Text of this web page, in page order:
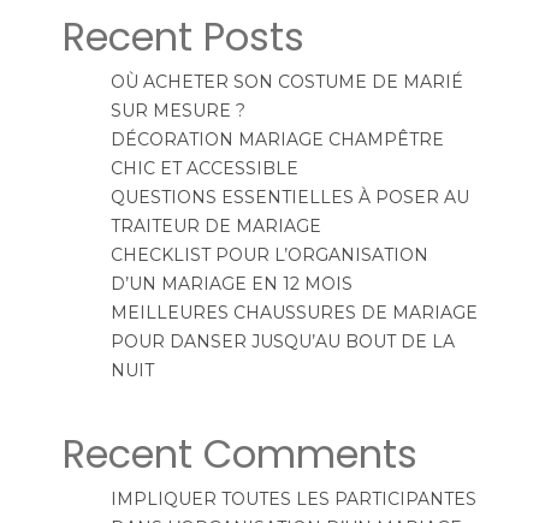
Recent Posts
OÙ ACHETER SON COSTUME DE MARIÉ
SUR MESURE ?
DÉCORATION MARIAGE CHAMPÊTRE
CHIC ET ACCESSIBLE
QUESTIONS ESSENTIELLES À POSER AU
TRAITEUR DE MARIAGE
CHECKLIST POUR L’ORGANISATION
D’UN MARIAGE EN 12 MOIS
MEILLEURES CHAUSSURES DE MARIAGE
POUR DANSER JUSQU’AU BOUT DE LA
NUIT
Recent Comments
IMPLIQUER TOUTES LES PARTICIPANTES